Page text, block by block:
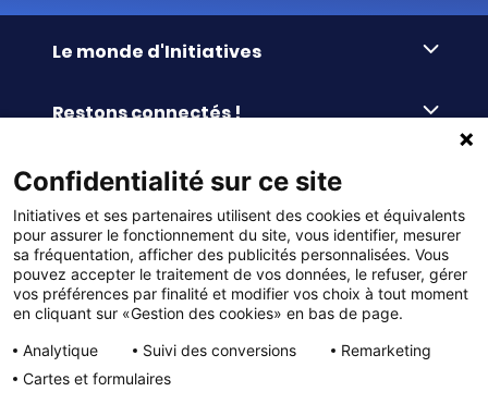
Le monde d'Initiatives
Le Fond’Actions Initiatives
Enquête de satisfaction
Restons connectés !
Le blog
La newsletter
Commander facilement
Commande par référence
Catalogues à télécharger
Panier
La livraison
Le paiement
Services & FAQ
Reprise des invendus
Paiement différé sans frais
100% Satisfait ou Remboursé
Le service Après-Vente
Liens pratiques
© DMP Initiatives 10 avenue Georges Auric - 72021
LE MANS CEDEX 2
Initiatives est le spécialiste français des solutions de
collecte de fonds pour les établissements scolaires
Confidentialité sur ce site
Initiatives et ses partenaires utilisent des cookies et équivalents
pour assurer le fonctionnement du site, vous identifier, mesurer
sa fréquentation, afficher des publicités personnalisées. Vous
pouvez accepter le traitement de vos données, le refuser, gérer
vos préférences par finalité et modifier vos choix à tout moment
en cliquant sur «Gestion des cookies» en bas de page.
Analytique
Suivi des conversions
Remarketing
Cartes et formulaires